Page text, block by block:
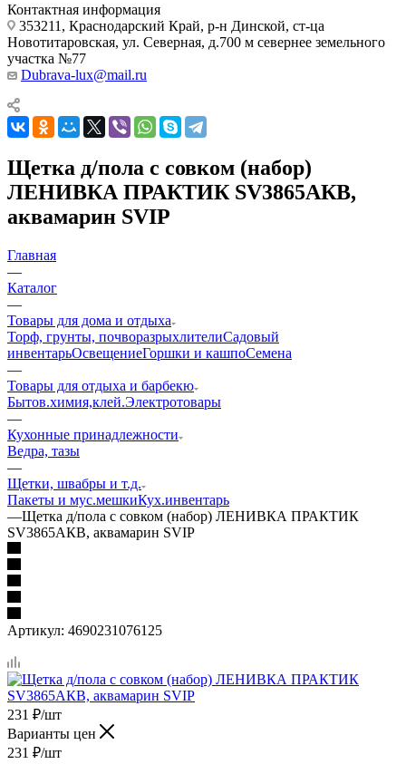
Контактная информация
353211, Краснодарский Край, р-н Динской, ст-ца
Новотитаровская, ул. Северная, д.700 м севернее земельного
участка №77
Dubrava-lux@mail.ru
Щетка д/пола с совком (набор)
ЛЕНИВКА ПРАКТИК SV3865АКВ,
аквамарин SVIP
Главная
—
Каталог
—
Товары для дома и отдыха
Торф, грунты, почворазрыхлителиСадовый
инвентарьОсвещениеГоршки и кашпоСемена
—
Товары для отдыха и барбекю
Бытов.химия,клей.Электротовары
—
Кухонные принадлежности
Ведра, тазы
—
Щетки, швабры и т.д.
Пакеты и мус.мешкиКух.инвентарь
—Щетка д/пола с совком (набор) ЛЕНИВКА ПРАКТИК
SV3865АКВ, аквамарин SVIP
Артикул: 4690231076125
231 ₽/шт
Варианты цен
231 ₽/шт